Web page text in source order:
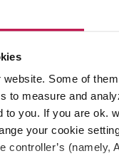
Some of
to measure and
to you. If you are ok.
your cookie
controller’s (namely,